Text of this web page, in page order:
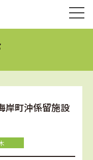
岸町沖係留施設